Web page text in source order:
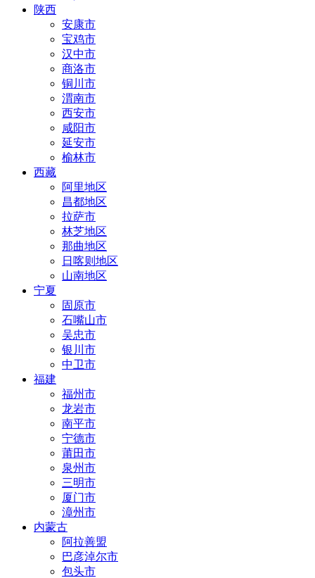
陕西
安康市
宝鸡市
汉中市
商洛市
铜川市
渭南市
西安市
咸阳市
延安市
榆林市
西藏
阿里地区
昌都地区
拉萨市
林芝地区
那曲地区
日喀则地区
山南地区
宁夏
固原市
石嘴山市
吴忠市
银川市
中卫市
福建
福州市
龙岩市
南平市
宁德市
莆田市
泉州市
三明市
厦门市
漳州市
内蒙古
阿拉善盟
巴彦淖尔市
包头市